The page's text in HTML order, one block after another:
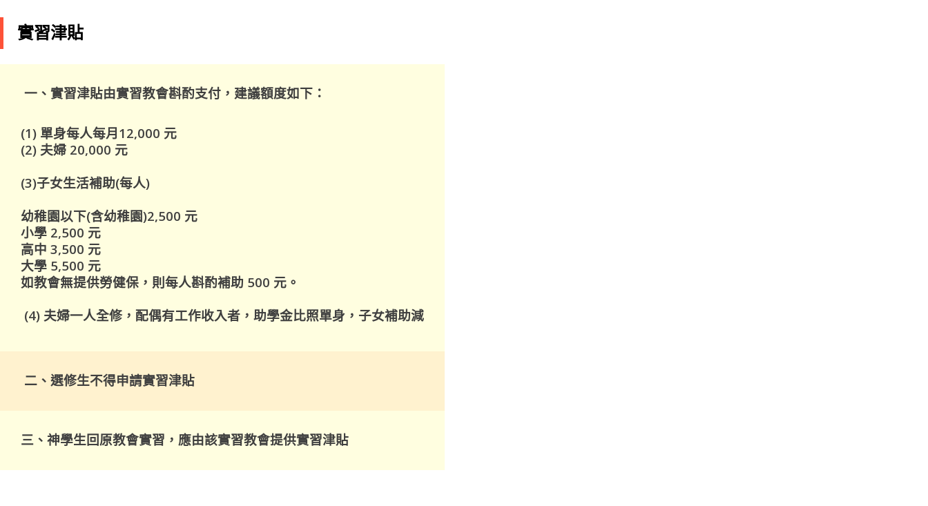
實習津貼
一、實習津貼由實習教會斟酌支付，建議額度如下：
(1) 單身每人每月12,000 元
(2) 夫婦 20,000 元
(3)子女生活補助(每人)
幼稚園以下(含幼稚園)2,500 元
小學 2,500 元
高中 3,500 元
大學 5,500 元
如教會無提供勞健保，則每人斟酌補助 500 元。
(4) 夫婦一人全修，配偶有工作收入者，助學金比照單身，子女補助減
二、選修生不得申請實習津貼
三、神學生回原教會實習，應由該實習教會提供實習津貼